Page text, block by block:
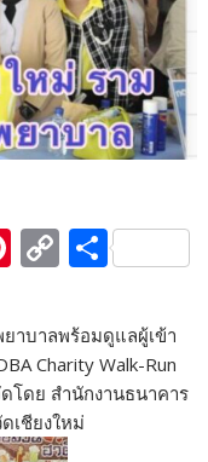
Pi
er
e
st
C
p
y
Li
n
S
ar
e
าบาลพร้อมดูแลผู้เข้า
Charity Walk-Run
โดย สำนักงานธนาคาร
เชียงใหม่